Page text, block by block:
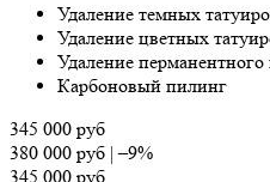
Удаление темных
Удаление цветных
Удаление
Карбоновый пилинг
345 000 руб
380 000 руб |–9%
345 000 руб